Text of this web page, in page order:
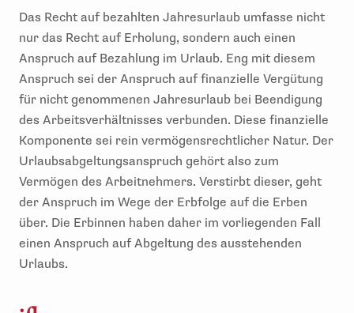
Das Recht auf bezahlten Jahresurlaub umfasse nicht
nur das Recht auf Erholung, sondern auch einen
Anspruch auf Bezahlung im Urlaub. Eng mit diesem
Anspruch sei der Anspruch auf finanzielle Vergütung
für nicht genommenen Jahresurlaub bei Beendigung
des Arbeitsverhältnisses verbunden. Diese finanzielle
Komponente sei rein vermögensrechtlicher Natur. Der
Urlaubsabgeltungsanspruch gehört also zum
Vermögen des Arbeitnehmers. Verstirbt dieser, geht
der Anspruch im Wege der Erbfolge auf die Erben
über. Die Erbinnen haben daher im vorliegenden Fall
einen Anspruch auf Abgeltung des ausstehenden
Urlaubs.